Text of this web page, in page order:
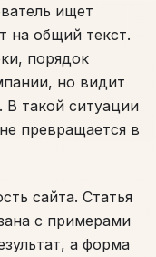
ищет
на общий текст.
порядок
но видит
В такой ситуации
превращается в
сайта. Статья
с примерами
а форма